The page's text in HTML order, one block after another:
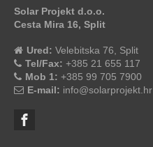
Solar Projekt d.o.o.
Cesta Mira 16, Split
Ured: Velebitska 76, Split
Tel/Fax: +385 21 655 117
Mob 1: +385 99 705 7900
E-mail: info@solarprojekt.hr